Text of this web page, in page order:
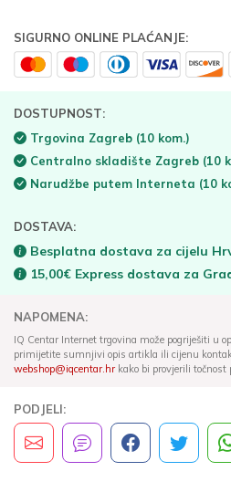
SIGURNO ONLINE PLAĆANJE:
DOSTUPNOST:
Trgovina Zagreb (10 kom.)
Centralno skladište Zagreb (10
Narudžbe putem Interneta (10
DOSTAVA:
Besplatna dostava za cijelu
15,00€ Express dostava za
NAPOMENA:
IQ Centar Internet trgovina može pogriješiti u
primijetite sumnjivi opis artikla ili cijenu
webshop@iqcentar.hrkako bi provjerili točnost
PODJELI: